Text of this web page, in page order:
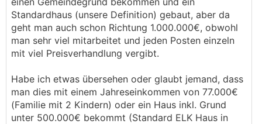
Standardhaus (unsere Definition) gebaut, aber da
geht man auch schon Richtung 1.000.000€, obwohl
man sehr viel mitarbeitet und jeden Posten einzeln
mit viel Preisverhandlung vergibt.
Habe ich etwas übersehen oder glaubt jemand, dass
man dies mit einem Jahreseinkommen von 77.000€
(Familie mit 2 Kindern) oder ein Haus inkl. Grund
unter 500.000€ bekommt (Standard ELK Haus in